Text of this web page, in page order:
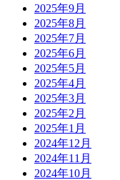
2025年9月
2025年8月
2025年7月
2025年6月
2025年5月
2025年4月
2025年3月
2025年2月
2025年1月
2024年12月
2024年11月
2024年10月